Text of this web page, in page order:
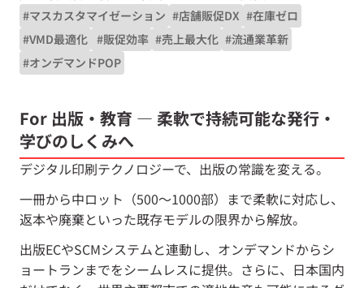
#マスカスタマイゼーション #店舗販促DX #在庫ゼロ
#VMD最適化 #販促効率 #売上最大化 #流通業革新
#オンデマンドPOP
For 出版・教育 — 柔軟で持続可能な発行・
学びのしくみへ
デジタル印刷テクノロジーで、出版の常識を変える。
一冊から中ロット（500～1000部）まで柔軟に対応し、
返本や廃棄といった既存モデルの限界から解放。
出版ECやSCMシステムと連動し、オンデマンドからシ
ョートランまでをシームレスに提供。さらに、日本国内